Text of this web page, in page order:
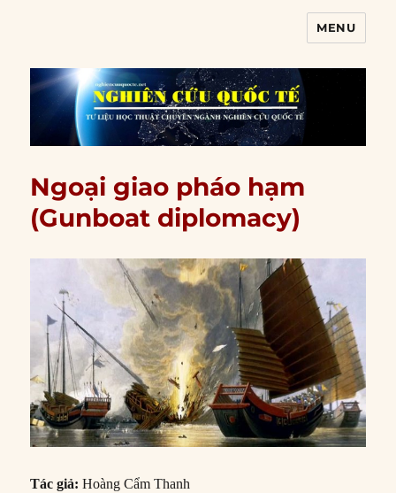
MENU
Ngoại giao pháo hạm
(Gunboat diplomacy)
Tác giả: Hoàng Cẩm Thanh